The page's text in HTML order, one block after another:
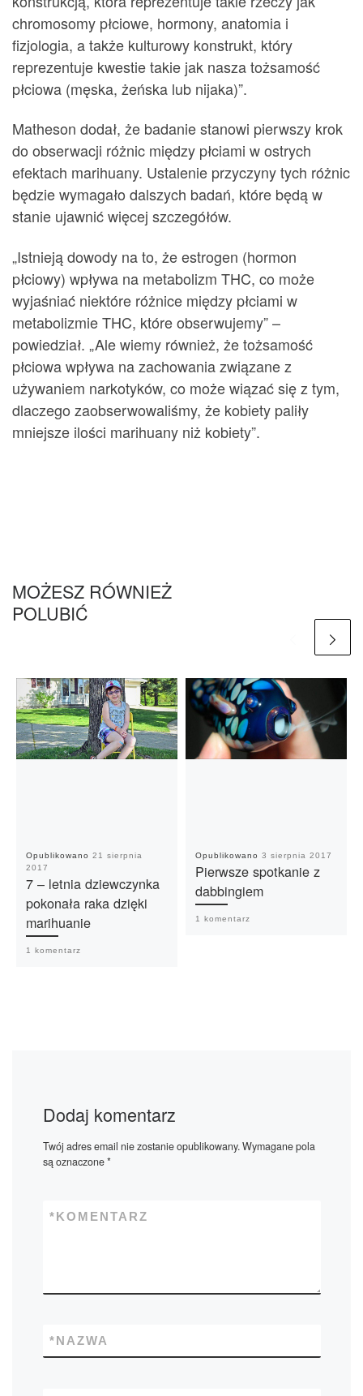
chromosomy płciowe, hormony, anatomia i
fizjologia, a także kulturowy konstrukt, który
reprezentuje kwestie takie jak nasza tożsamość
płciowa (męska, żeńska lub nijaka)”.
Matheson dodał, że badanie stanowi pierwszy krok
do obserwacji różnic między płciami w ostrych
efektach marihuany. Ustalenie przyczyny tych różnic
będzie wymagało dalszych badań, które będą w
stanie ujawnić więcej szczegółów.
„Istnieją dowody na to, że estrogen (hormon
płciowy) wpływa na metabolizm THC, co może
wyjaśniać niektóre różnice między płciami w
metabolizmie THC, które obserwujemy” –
powiedział. „Ale wiemy również, że tożsamość
płciowa wpływa na zachowania związane z
używaniem narkotyków, co może wiązać się z tym,
dlaczego zaobserwowaliśmy, że kobiety paliły
mniejsze ilości marihuany niż kobiety”.
MOŻESZ RÓWNIEŻ
POLUBIĆ
Opublikowano 21 sierpnia
2017
7 – letnia dziewczynka
pokonała raka dzięki
marihuanie
1 komentarz
Opublikowano 3 sierpnia 2017
Pierwsze spotkanie z
dabbingiem
1 komentarz
Dodaj komentarz
Twój adres email nie zostanie opublikowany.Wymagane pola
są oznaczone*
KOMENTARZ
*
NAZWA
*